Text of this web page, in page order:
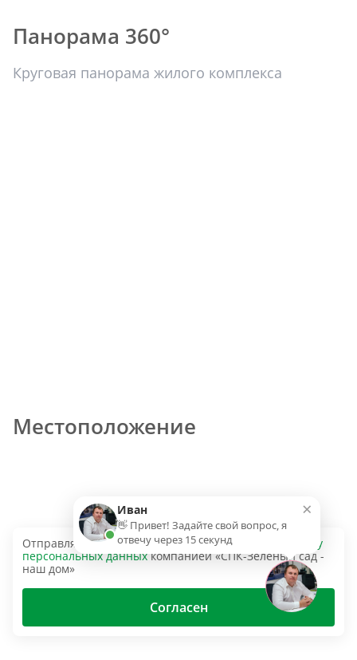
Панорама 360°
Круговая панорама жилого комплекса
Местоположение
Отправляя эту форму, вы даёте согласие на
обработку
персональных данныхкомпанией «СПК-Зеленый сад -
наш дом»
Согласен
×
Иван
👋 Привет! Задайте свой вопрос, я
отвечу через 15 секунд